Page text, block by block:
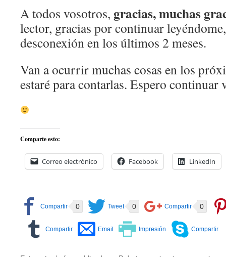
A todos vosotros, gracias, muchas
lector, gracias por continuar
desconexión en los últimos 2 meses.
Van a ocurrir muchas cosas en los
estaré para contarlas. Espero
Comparte esto:
Correo electrónico Facebook LinkedIn
0 0 0